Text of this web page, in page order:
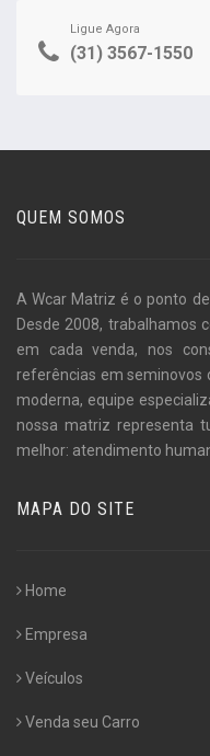
Ligue Agora
(31) 3567-1550
QUEM SOMOS
A Wcar Matriz é o ponto
Desde 2008, trabalhamos
em cada venda, nos
referências em seminovos
moderna, equipe
nossa matriz representa
melhor: atendimento
MAPA DO SITE
Home
Empresa
Veículos
Venda seu Carro